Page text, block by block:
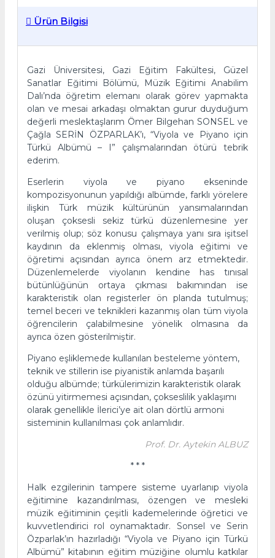
Ürün Bilgisi
Gazi Üniversitesi, Gazi Eğitim Fakültesi, Güzel
Sanatlar Eğitimi Bölümü, Müzik Eğitimi Anabilim
Dalı’nda öğretim elemanı olarak görev yapmakta
olan ve mesai arkadaşı olmaktan gurur duyduğum
değerli meslektaşlarım Ömer Bilgehan SONSEL ve
Çağla SERİN ÖZPARLAK’ı, “Viyola ve Piyano için
Türkü Albümü – I” çalışmalarından ötürü tebrik
ederim.
Eserlerin viyola ve piyano ekseninde
kompozisyonunun yapıldığı albümde, farklı yörelere
ilişkin Türk müzik kültürünün yansımalarından
oluşan çoksesli sekiz türkü düzenlemesine yer
verilmiş olup; söz konusu çalışmaya yanı sıra işitsel
kaydının da eklenmiş olması, viyola eğitimi ve
öğretimi açısından ayrıca önem arz etmektedir.
Düzenlemelerde viyolanın kendine has tınısal
bütünlüğünün ortaya çıkması bakımından ise
karakteristik olan registerler ön planda tutulmuş;
temel beceri ve teknikleri kazanmış olan tüm viyola
öğrencilerin çalabilmesine yönelik olmasına da
ayrıca özen gösterilmiştir.
Piyano eşliklemede kullanılan besteleme yöntem,
teknik ve stillerin ise piyanistik anlamda başarılı
olduğu albümde; türkülerimizin karakteristik olarak
özünü yitirmemesi açısından, çokseslilik yaklaşımı
olarak genellikle İlerici’ye ait olan dörtlü armoni
sisteminin kullanılması çok anlamlıdır.
Prof. Dr. Aytekin ALBUZ
* * *
Halk ezgilerinin tampere sisteme uyarlanıp viyola
eğitimine kazandırılması, özengen ve mesleki
müzik eğitiminin çeşitli kademelerinde öğretici ve
kuvvetlendirici rol oynamaktadır. Sonsel ve Serin
Özparlak’ın hazırladığı “Viyola ve Piyano için Türkü
Albümü” kitabının eğitim müziğine olumlu katkılar